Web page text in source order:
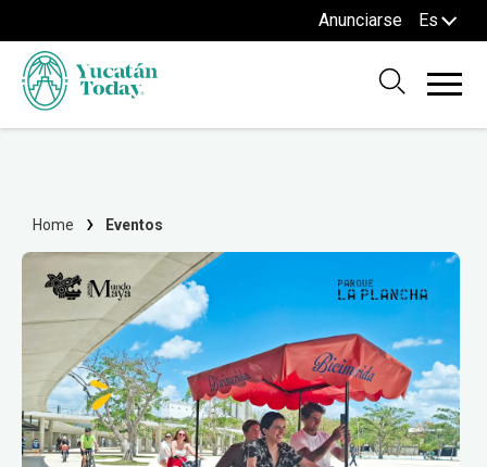
Anunciarse Es
Home Eventos